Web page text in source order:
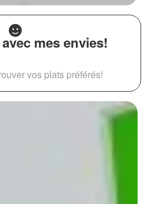
mes envies!
vos plats préférés!